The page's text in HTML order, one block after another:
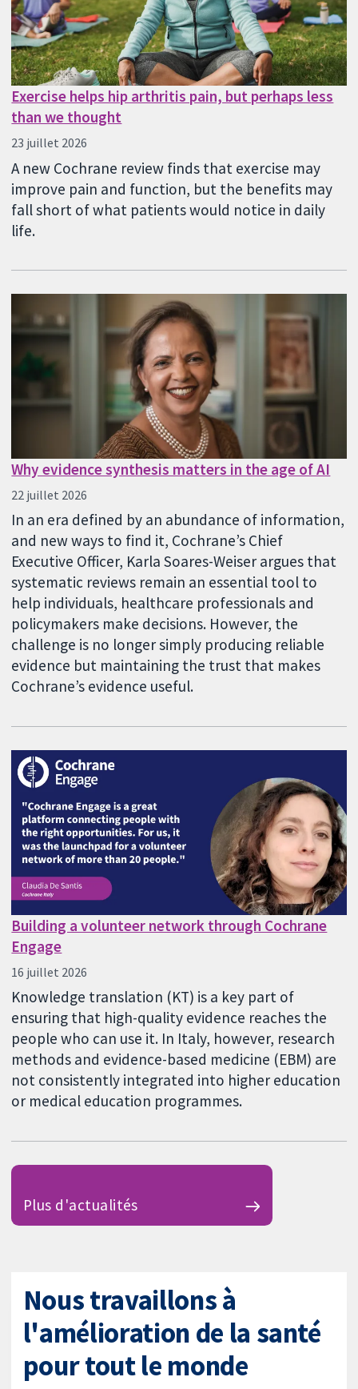
Exercise helps hip arthritis pain, but perhaps less
than we thought
23 juillet 2026
A new Cochrane review finds that exercise may
improve pain and function, but the benefits may
fall short of what patients would notice in daily
life.
Why evidence synthesis matters in the age of AI
22 juillet 2026
In an era defined by an abundance of information,
and new ways to find it, Cochrane’s Chief
Executive Officer, Karla Soares-Weiser argues that
systematic reviews remain an essential tool to
help individuals, healthcare professionals and
policymakers make decisions. However, the
challenge is no longer simply producing reliable
evidence but maintaining the trust that makes
Cochrane’s evidence useful.
Building a volunteer network through Cochrane
Engage
16 juillet 2026
Knowledge translation (KT) is a key part of
ensuring that high-quality evidence reaches the
people who can use it. In Italy, however, research
methods and evidence-based medicine (EBM) are
not consistently integrated into higher education
or medical education programmes.
Plus d'actualités
Nous travaillons à
l'amélioration de la santé
pour tout le monde